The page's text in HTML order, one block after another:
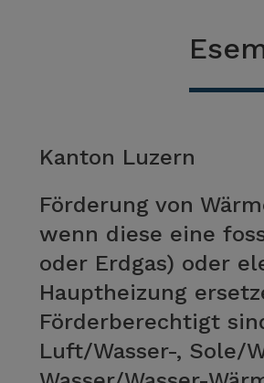
Kanton Luzern
Förderung von
wenn diese eine
oder Erdgas) oder
Hauptheizung
Förderberechtigt
Luft/Wasser-, Sole/